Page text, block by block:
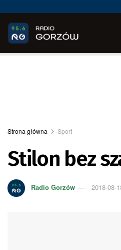
Strona główna Sport
Stilon bez
Radio Gorzów 2018-08-